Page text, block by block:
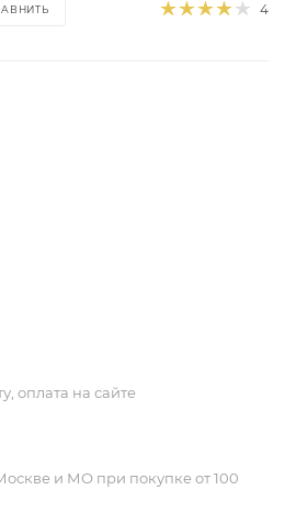
4
оплата на сайте
и МО при покупке от 100